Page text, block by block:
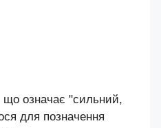
що означає "сильний,
для позначення